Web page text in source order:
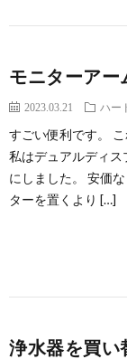
モニターアー
2023.03.21 ハー
すごい便利です。
私はデュアルディ
にしました。 安価
ターを置くより […]
浄水器を買い